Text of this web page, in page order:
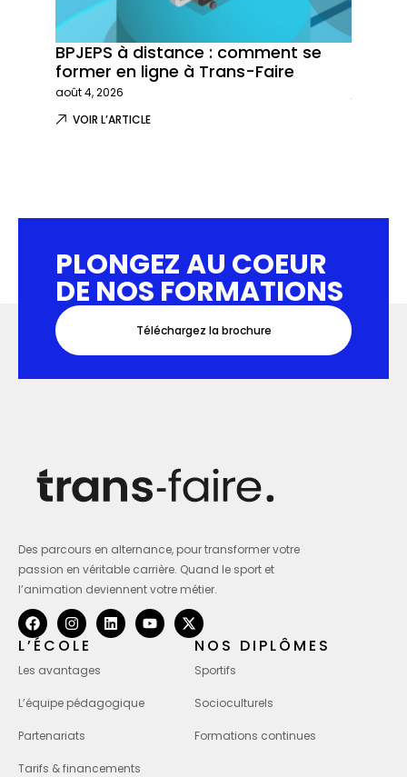
BPJEPS à distance : comment se
former en ligne à Trans-Faire
août 4, 2026
VOIR L’ARTICLE
PLONGEZ AU COEUR
DE NOS FORMATIONS
Téléchargez la brochure
Des parcours en alternance, pour transformer votre
passion en véritable carrière. Quand le sport et
l’animation deviennent votre métier.
L’ÉCOLE
Les avantages
L’équipe pédagogique
Partenariats
Tarifs & financements
NOS DIPLÔMES
Sportifs
Socioculturels
Formations continues